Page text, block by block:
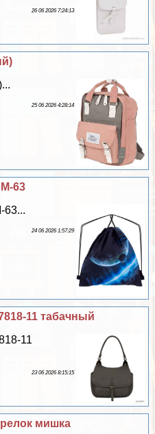
26 06 2026 7:24:13
25 06 2026 4:28:14
63
63...
24 06 2026 1:57:29
11 табачный
11
23 06 2026 8:15:15
мишка